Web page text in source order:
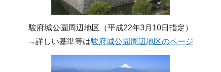
駿府城公園周辺地区（平成22年3月10日指定）
→詳しい基準等は駿府城公園周辺地区のページ